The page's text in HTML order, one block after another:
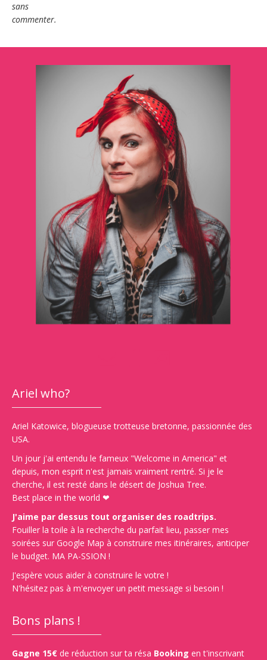
sans
commenter.
Ariel who?
Ariel Katowice, blogueuse trotteuse bretonne, passionnée des
USA.
Un jour j'ai entendu le fameux "Welcome in America" et
depuis, mon esprit n'est jamais vraiment rentré. Si je le
cherche, il est resté dans le désert de Joshua Tree.
Best place in the world ❤
J'aime par dessus tout organiser des roadtrips.
Fouiller la toile à la recherche du parfait lieu, passer mes
soirées sur Google Map à construire mes itinéraires, anticiper
le budget. MA PA-SSION !
J'espère vous aider à construire le votre !
N'hésitez pas à m'envoyer un petit message si besoin !
Bons plans !
Gagne 15€ de réduction sur ta résa Booking en t'inscrivant